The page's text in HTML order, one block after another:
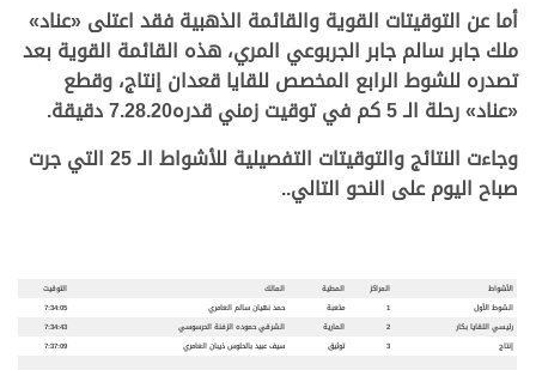
أما عن التوقيتات القوية والقائمة الذهبية فقد اعتلى«عناد»
ملكجابر سالم جابر الجربوعي المري، هذه القائمة القوية بعد
تصدره للشوط الرابع المخصص للقايا قعدان إنتاج، وقطع
«عناد»رحلة الـ 5 كم في توقيت زمني قدره7.28.20 دقيقة.
وجاءت النتائج والتوقيتات التفصيلية للأشواط الـ 25 التي جرت
صباح اليوم على النحو التالي..
الأشواط المراكز المطية المالك
التوقيت
الشوط الأول
1 متعبة حمد نهيان سالم العامري
7:34:05
رئيسي اللقايا بكار
2 المارية الشرقي حموده الزفنة الحرسوسي
7:34:43
إنتاج
3 توثيق سيف عبيد بالحلوس ذيبان العامري 7:37:09